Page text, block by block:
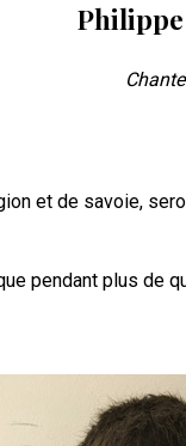
et de savoie,
pendant plus de